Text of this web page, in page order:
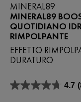
MINERAL89
MINERAL89
QUOTIDIANO
RIMPOLPANTE
EFFETTO
DURATURO
4.7
4.7